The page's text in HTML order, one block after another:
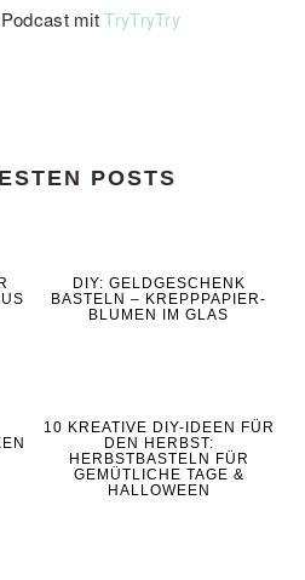
mitTryTryTry
POSTS
DIY: GELDGESCHENK
BASTELN – KREPPPAPIER-
BLUMEN IM GLAS
10 KREATIVE DIY-IDEEN FÜR
DEN HERBST:
HERBSTBASTELN FÜR
GEMÜTLICHE TAGE &
HALLOWEEN